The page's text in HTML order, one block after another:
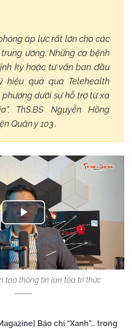
áp lực rất lớn cho các
ương. Những ca bệnh
kỳ hoặc tư vấn ban đầu
hiệu quả qua Telehealth
dưới sự hỗ trợ từ xa
ThS.BS Nguyễn Hồng
Quân y 103 .
Play
Video
tạo thông tin lan tỏa tri thức
Báo chí “Xanh”... trong